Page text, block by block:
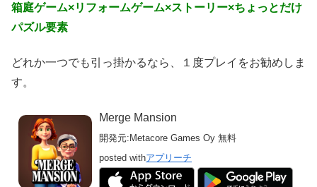
箱庭ゲーム×リフォームゲーム×ストーリー×ちょっとだけ
パズル要素
どれか一つでも引っ掛かるなら、１度プレイをお勧めしま
す。
Merge Mansion
開発元: Metacore Games Oy 無料
posted withアプリーチ